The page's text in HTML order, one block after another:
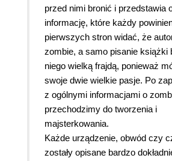
przed nimi bronić i przedstawia
informację, które każdy
pierwszych stron widać, że
zombie, a samo pisanie książki
niego wielką frajdą, ponieważ
swoje dwie wielkie pasje. Po
z ogólnymi informacjami o
przechodzimy do tworzenia i
majsterkowania.
Każde urządzenie, obwód czy
zostały opisane bardzo